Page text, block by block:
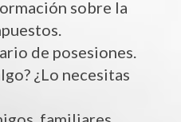
sobre la
de posesiones.
¿Lo necesitas